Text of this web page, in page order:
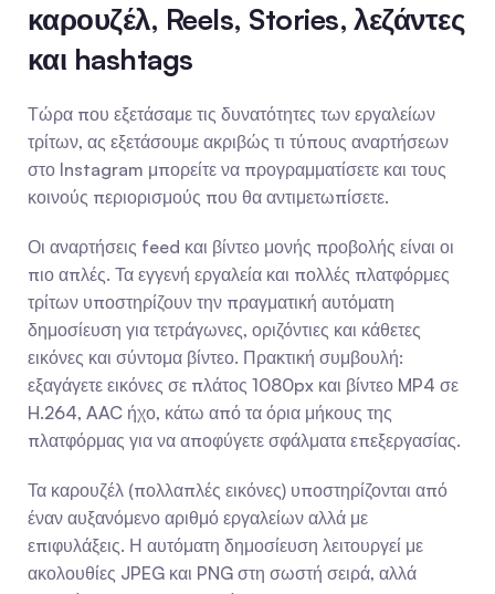
καρουζέλ, Reels, Stories, λεζάντες
και hashtags
Τώρα που εξετάσαμε τις δυνατότητες των εργαλείων
τρίτων, ας εξετάσουμε ακριβώς τι τύπους αναρτήσεων
στο Instagram μπορείτε να προγραμματίσετε και τους
κοινούς περιορισμούς που θα αντιμετωπίσετε.
Οι αναρτήσεις feed και βίντεο μονής προβολής είναι οι
πιο απλές. Τα εγγενή εργαλεία και πολλές πλατφόρμες
τρίτων υποστηρίζουν την πραγματική αυτόματη
δημοσίευση για τετράγωνες, οριζόντιες και κάθετες
εικόνες και σύντομα βίντεο. Πρακτική συμβουλή:
εξαγάγετε εικόνες σε πλάτος 1080px και βίντεο MP4 σε
H.264, AAC ήχο, κάτω από τα όρια μήκους της
πλατφόρμας για να αποφύγετε σφάλματα επεξεργασίας.
Τα καρουζέλ (πολλαπλές εικόνες) υποστηρίζονται από
έναν αυξανόμενο αριθμό εργαλείων αλλά με
επιφυλάξεις. Η αυτόματη δημοσίευση λειτουργεί με
ακολουθίες JPEG και PNG στη σωστή σειρά, αλλά